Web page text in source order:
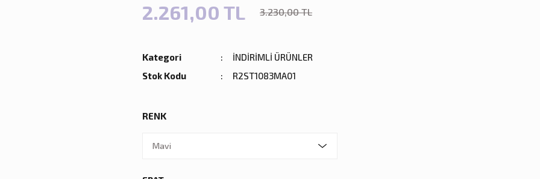
2.261,00 TL 3.230,00 TL
Kategori
İNDİRİMLİ ÜRÜNLER
Stok Kodu
R2ST1083MA01
RENK